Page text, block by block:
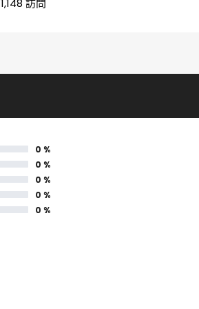
0 %
0 %
0 %
0 %
0 %